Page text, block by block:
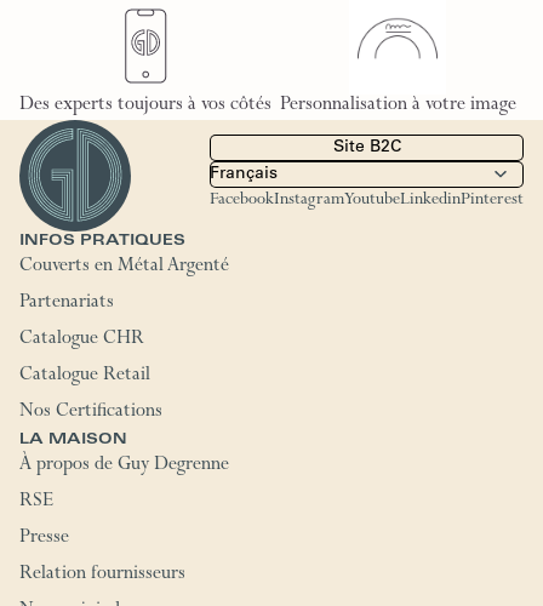
Des experts toujours à vos côtés Personnalisation à votre image
Site B2C
FacebookInstagramYoutubeLinkedinPinterest
INFOS PRATIQUES
Couverts en Métal Argenté
Partenariats
Catalogue CHR
Catalogue Retail
Nos Certifications
LA MAISON
À propos de Guy Degrenne
RSE
Presse
Relation fournisseurs